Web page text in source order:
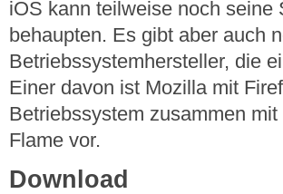
iOS kann teilweise noch
behaupten. Es gibt aber auch
Betriebssystemhersteller, die
Einer davon ist Mozilla mit
Betriebssystem zusammen
Flame vor.
Download